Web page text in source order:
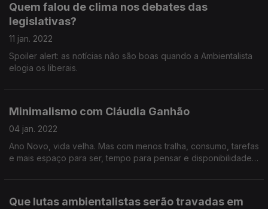
Quem falou de clima nos debates das
legislativas?
11 jan. 2022
Spoiler alert: as notícias não são boas quando a Ambientalista
elogia os liberais.
Minimalismo com Cláudia Ganhão
04 jan. 2022
Ano Novo, vida velha. Mas com menos tralha, consumo, tarefas
e mais espaço para ser, tempo para pensar e disponibilidade
Que lutas ambientalistas serão travadas em